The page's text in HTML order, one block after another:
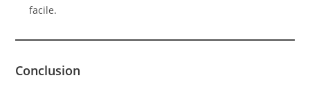
facile.
Conclusion